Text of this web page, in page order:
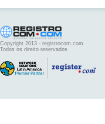
Copyright 2013 - registrocom.com
Todos os direito reservados